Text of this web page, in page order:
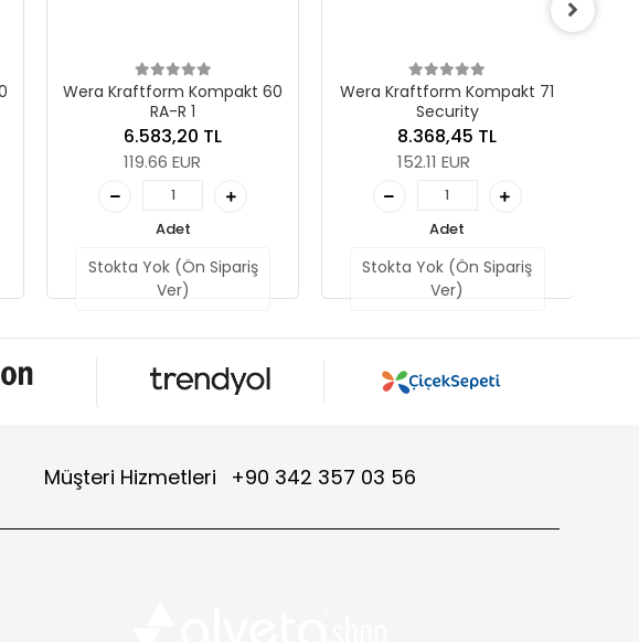
Wera Kraftform Kompakt 60
RA-R 1
6.583,20 TL
119.66 EUR
Adet
Stokta Yok (Ön Sipariş
Ver)
Wera Kraftform Kompakt 71
Security
8.368,45 TL
152.11 EUR
Adet
Stokta Yok (Ön Sipariş
Ver)
Müşteri Hizmetleri +90 342 357 03 56